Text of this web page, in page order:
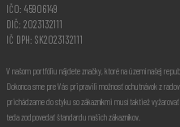
IČO: 45906149
DIČ: 2023132111
IČ DPH: SK2023132111
V našom portfóliu nájdete značky, ktoré na území našej
Dokonca sme pre Vás pripravili možnosť ochutnávok z
prichádzame do styku so zákazníkmi musí taktiež
teda zodpovedať štandardu našich zákazníkov.